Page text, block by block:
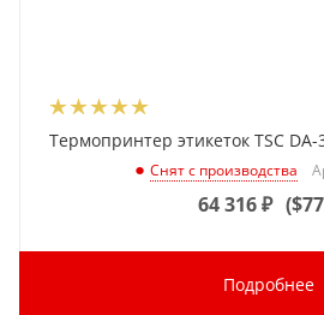
Термопринтер этикеток TSC
Снят с производства
64 316₽ (
Подробнее